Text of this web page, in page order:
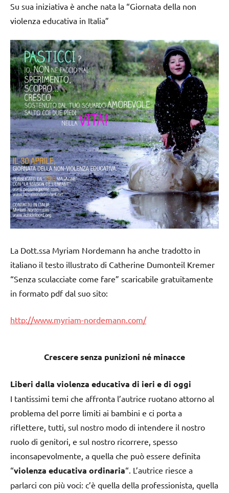
Su sua iniziativa è anche nata la “Giornata della non
violenza educativa in Italia”
La Dott.ssa Myriam Nordemann ha anche tradotto in
italiano il testo illustrato di Catherine Dumonteil Kremer
“Senza sculacciate come fare” scaricabile gratuitamente
in formato pdf dal suo sito:
http://www.myriam-nordemann.com/
Crescere senza punizioni né minacce
Liberi dalla violenza educativa di ieri e di oggi
I tantissimi temi che affronta l’autrice ruotano attorno al
problema del porre limiti ai bambini e ci porta a
riflettere, tutti, sul nostro modo di intendere il nostro
ruolo di genitori, e sul nostro ricorrere, spesso
inconsapevolmente, a quella che può essere definita
“violenza educativa ordinaria“. L’autrice riesce a
parlarci con più voci: c’è quella della professionista, quella